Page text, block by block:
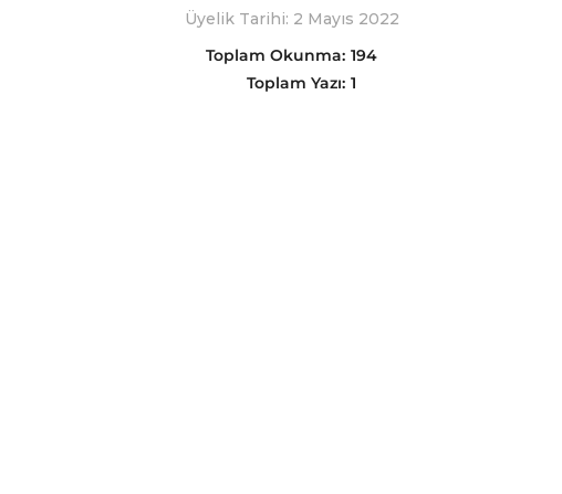
Üyelik Tarihi: 2 Mayıs 2022
Toplam Okunma: 194
Toplam Yazı: 1